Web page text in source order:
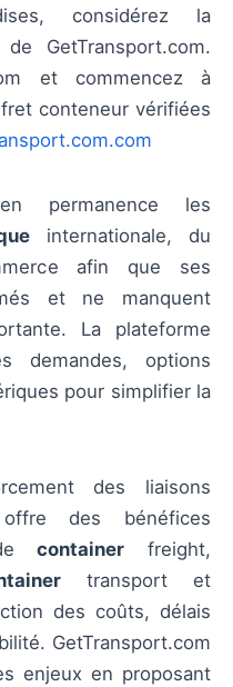
considérez la
GetTransport.com.
et commencez à
conteneur vérifiées
permanence les
internationale, du
afin que ses
et ne manquent
La plateforme
demandes, options
pour simplifier la
des liaisons
offre des bénéfices
decontainer freight,
transport et
des coûts, délais
GetTransport.com
enjeux en proposant